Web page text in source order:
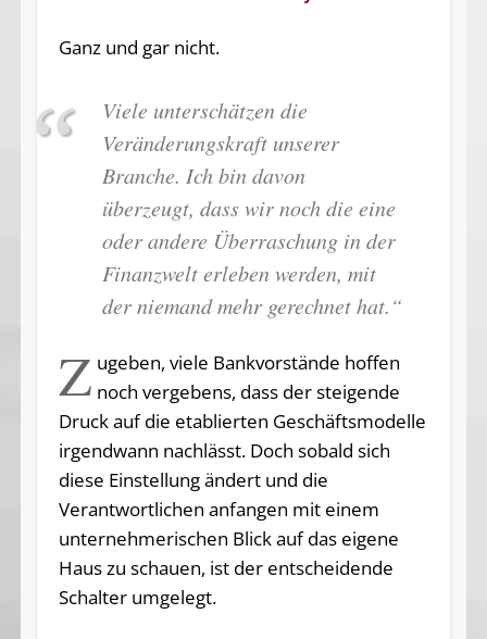
Ganz und gar nicht.
Viele unterschätzen die
Veränderungskraft unserer
Branche. Ich bin davon
überzeugt, dass wir noch die eine
oder andere Überraschung in der
Finanzwelt erleben werden, mit
der niemand mehr gerechnet hat.“
Z ugeben, viele Bankvorstände hoffen
noch vergebens, dass der steigende
Druck auf die etablierten Geschäftsmodelle
irgendwann nachlässt. Doch sobald sich
diese Einstellung ändert und die
Verantwortlichen anfangen mit einem
unternehmerischen Blick auf das eigene
Haus zu schauen, ist der entscheidende
Schalter umgelegt.